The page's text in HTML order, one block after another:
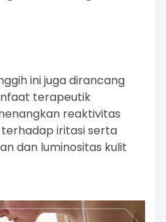
ini juga dirancang
terapeutik
reaktivitas
iritasi serta
dan luminositas kulit